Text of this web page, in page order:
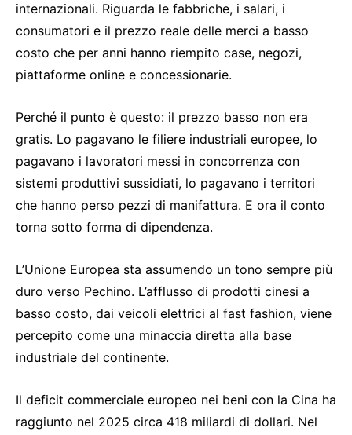
internazionali. Riguarda le fabbriche, i salari, i
consumatori e il prezzo reale delle merci a basso
costo che per anni hanno riempito case, negozi,
piattaforme online e concessionarie.
Perché il punto è questo: il prezzo basso non era
gratis. Lo pagavano le filiere industriali europee, lo
pagavano i lavoratori messi in concorrenza con
sistemi produttivi sussidiati, lo pagavano i territori
che hanno perso pezzi di manifattura. E ora il conto
torna sotto forma di dipendenza.
L’Unione Europea sta assumendo un tono sempre più
duro verso Pechino. L’afflusso di prodotti cinesi a
basso costo, dai veicoli elettrici al fast fashion, viene
percepito come una minaccia diretta alla base
industriale del continente.
Il deficit commerciale europeo nei beni con la Cina ha
raggiunto nel 2025 circa 418 miliardi di dollari. Nel